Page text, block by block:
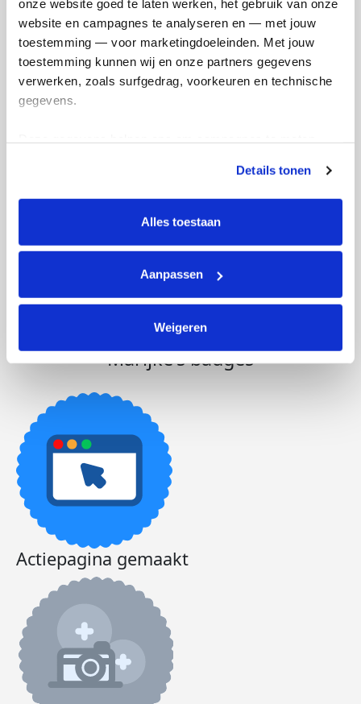
onze website goed te laten werken, het gebruik van onze
website en campagnes te analyseren en — met jouw
toestemming — voor marketingdoeleinden. Met jouw
toestemming kunnen wij en onze partners gegevens
verwerken, zoals surfgedrag, voorkeuren en technische
gegevens.
tonen. Je kunt je toestemming op elk moment wijzigen of
intrekken via Cookie instellingen onderaan de pagina. De
lijst met cookies is te vinden in het tabblad “details”.
Details tonen
Alles toestaan
Aanpassen
Weigeren
Ik wil bijdragen aan de transactiekosten
en betaal €0.75 extra.
Doneer nu
Opgehaald Streefbedrag
Doneer
Marijke's badges
Actiepagina gemaakt